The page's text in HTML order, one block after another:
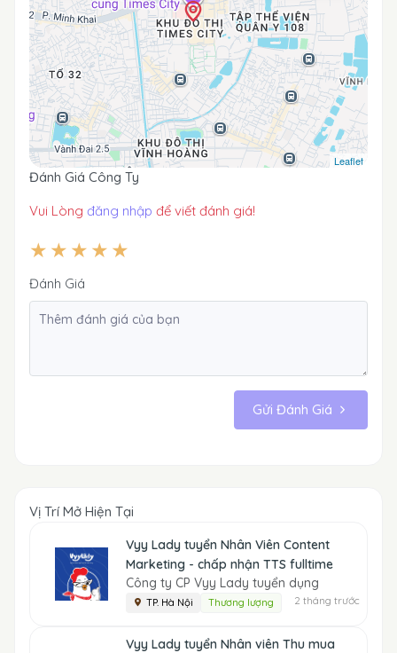
Leaflet
Đánh Giá Công Ty
Vui Lòng đăng nhập để viết đánh giá!
Đánh Giá
Gửi Đánh Giá
Vị Trí Mở Hiện Tại
Vyy Lady tuyển Nhân Viên Content
Marketing - chấp nhận TTS fulltime
Công ty CP Vyy Lady tuyển dụng
TP. Hà Nội Thương lượng 2 tháng trước
Vyy Lady tuyển Nhân viên Thu mua